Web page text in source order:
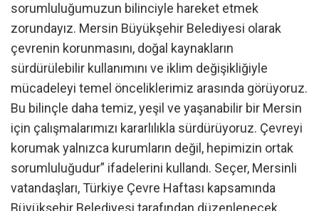
sorumluluğumuzun bilinciyle hareket etmek
zorundayız. Mersin Büyükşehir Belediyesi olarak
çevrenin korunmasını, doğal kaynakların
sürdürülebilir kullanımını ve iklim değişikliğiyle
mücadeleyi temel önceliklerimiz arasında görüyoruz.
Bu bilinçle daha temiz, yeşil ve yaşanabilir bir Mersin
için çalışmalarımızı kararlılıkla sürdürüyoruz. Çevreyi
korumak yalnızca kurumların değil, hepimizin ortak
sorumluluğudur” ifadelerini kullandı. Seçer, Mersinli
vatandaşları, Türkiye Çevre Haftası kapsamında